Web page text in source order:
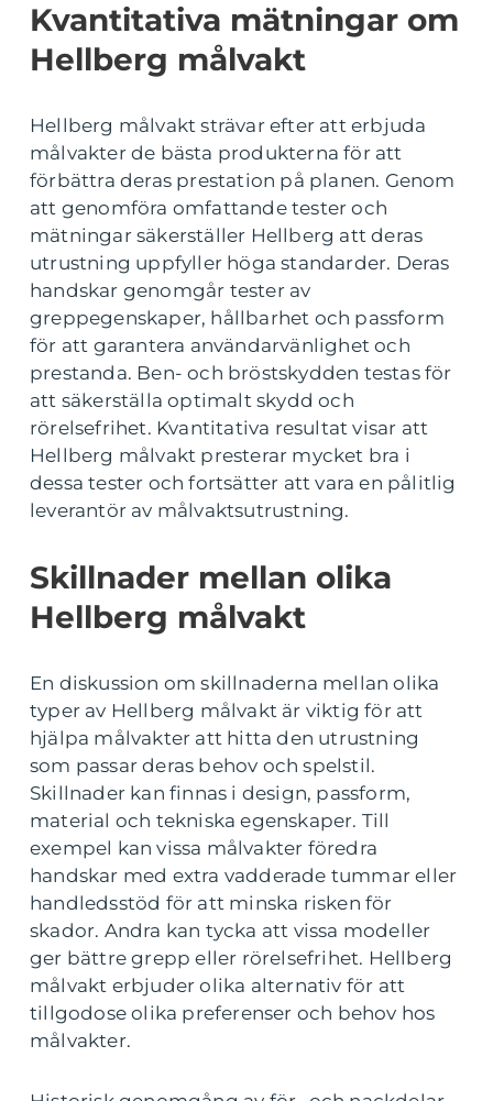
Kvantitativa mätningar om
Hellberg målvakt
Hellberg målvakt strävar efter att erbjuda
målvakter de bästa produkterna för att
förbättra deras prestation på planen. Genom
att genomföra omfattande tester och
mätningar säkerställer Hellberg att deras
utrustning uppfyller höga standarder. Deras
handskar genomgår tester av
greppegenskaper, hållbarhet och passform
för att garantera användarvänlighet och
prestanda. Ben- och bröstskydden testas för
att säkerställa optimalt skydd och
rörelsefrihet. Kvantitativa resultat visar att
Hellberg målvakt presterar mycket bra i
dessa tester och fortsätter att vara en pålitlig
leverantör av målvaktsutrustning.
Skillnader mellan olika
Hellberg målvakt
En diskussion om skillnaderna mellan olika
typer av Hellberg målvakt är viktig för att
hjälpa målvakter att hitta den utrustning
som passar deras behov och spelstil.
Skillnader kan finnas i design, passform,
material och tekniska egenskaper. Till
exempel kan vissa målvakter föredra
handskar med extra vadderade tummar eller
handledsstöd för att minska risken för
skador. Andra kan tycka att vissa modeller
ger bättre grepp eller rörelsefrihet. Hellberg
målvakt erbjuder olika alternativ för att
tillgodose olika preferenser och behov hos
målvakter.